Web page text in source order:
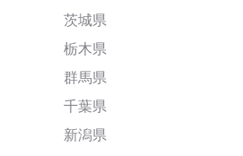
茨城県
栃木県
群馬県
千葉県
新潟県